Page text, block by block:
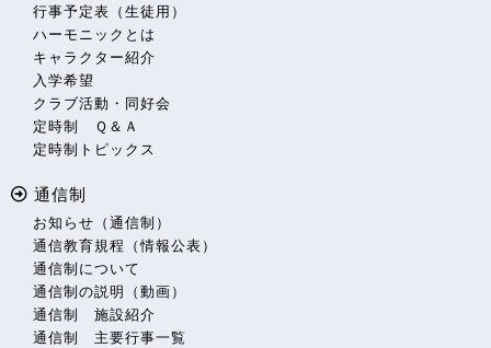
行事予定表（生徒用）
ハーモニックとは
キャラクター紹介
入学希望
クラブ活動・同好会
定時制 Ｑ＆Ａ
定時制トピックス
通信制
お知らせ（通信制）
通信教育規程（情報公表）
通信制について
通信制の説明（動画）
通信制 施設紹介
通信制 主要行事一覧